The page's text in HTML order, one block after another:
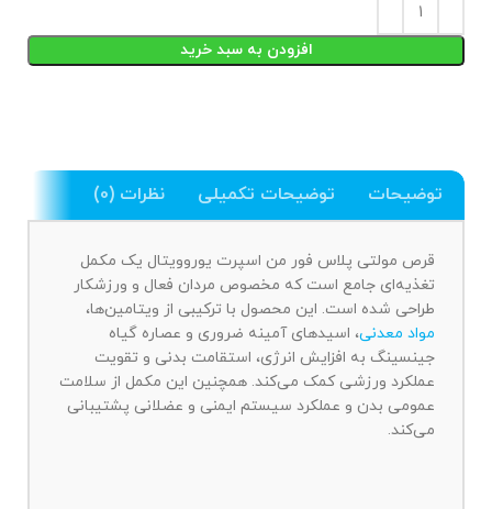
افزودن به سبد خرید
توضیحات توضیحات تکمیلی نظرات (0)
قرص مولتی پلاس فور من اسپرت یوروویتال یک مکمل
تغذیه‌ای جامع است که مخصوص مردان فعال و ورزشکار
طراحی شده است. این محصول با ترکیبی از ویتامین‌ها،
مواد معدنی، اسیدهای آمینه ضروری و عصاره گیاه
جینسینگ به افزایش انرژی، استقامت بدنی و تقویت
عملکرد ورزشی کمک می‌کند. همچنین این مکمل از سلامت
عمومی بدن و عملکرد سیستم ایمنی و عضلانی پشتیبانی
می‌کند.